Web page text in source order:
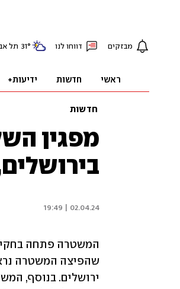
מבזקים דווחו לנו 31° תל
ראשי חדשות ידיעות+
חדשות
מפגין
02.04.24 | 19:49